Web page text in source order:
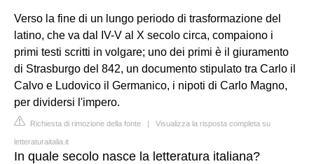
Verso la fine di un lungo periodo di trasformazione del
latino, che va dal IV-V al X secolo circa, compaiono i
primi testi scritti in volgare; uno dei primi è il giuramento
di Strasburgo del 842, un documento stipulato tra Carlo il
Calvo e Ludovico il Germanico, i nipoti di Carlo Magno,
per dividersi l'impero.
Richiesta di rimozione della fonte | Visualizza la risposta completa su
letteraturaitalia.it
In quale secolo nasce la letteratura italiana?